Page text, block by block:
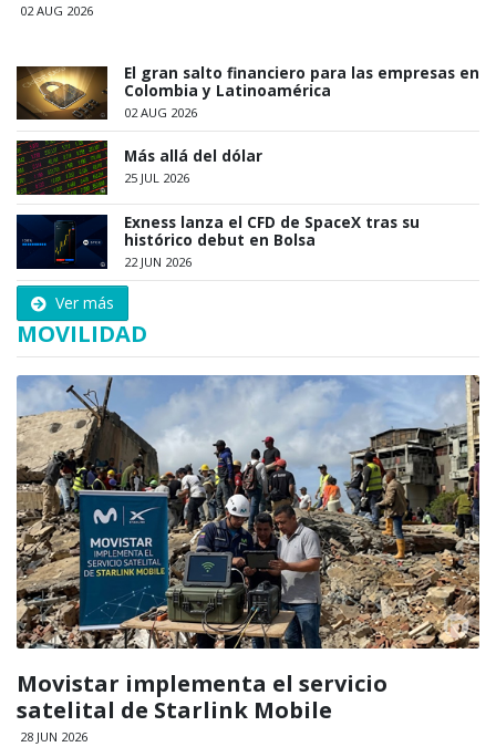
02 AUG 2026
El gran salto financiero para las empresas en
Colombia y Latinoamérica
02 AUG 2026
Más allá del dólar
25 JUL 2026
Exness lanza el CFD de SpaceX tras su
histórico debut en Bolsa
22 JUN 2026
Ver más
MOVILIDAD
Movistar implementa el servicio
satelital de Starlink Mobile
28 JUN 2026